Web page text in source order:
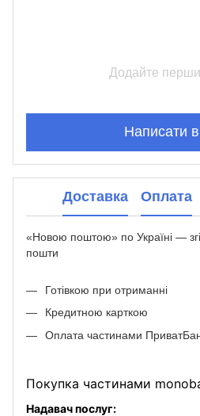
Додайте
Написати
Доставка Оплата
«Новою поштою» по Україні —
пошти
Готівкою при отриманні
Кредитною карткою
Оплата частинами
Покупка частинами
Надавач послуг: